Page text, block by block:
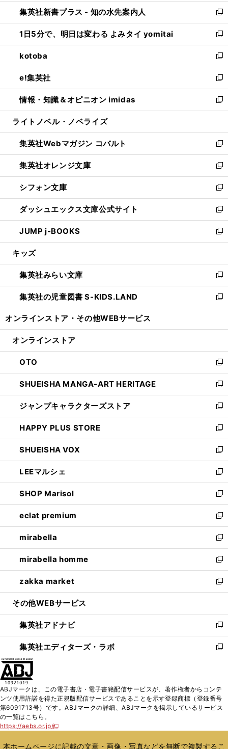
く
ン
ド
ウ
で
開
く
ウ
ィ
ン
ド
ウ
で
開
く
し
い
ウ
ィ
ン
ド
ウ
で
開
く
集英社新書プラス - 知の水先案内人
新
し
い
ウ
ィ
ン
ド
ウ
で
開
1日5分で、明日は変わる よみタイ yomitai
新
し
い
ウ
ィ
ン
ド
ウ
開
く
kotoba
新
し
い
ウ
ィ
ン
ウ
で
開
く
e!集英社
新
し
い
ウ
ン
ド
ウ
で
開
く
情報・知識＆オピニオン imidas
新
し
ウ
ィ
ン
ド
ウ
で
開
く
ライトノベル・ノベライズ
集英社Webマガジン コバルト
新
し
い
ウ
ィ
ン
ド
ウ
で
開
集英社オレンジ文庫
新
し
い
ウ
ィ
ン
ド
ウ
開
く
シフォン文庫
新
し
い
ウ
ィ
ン
ウ
で
開
く
ダッシュエックス文庫公式サイト
新
し
い
ウ
ン
ド
ウ
で
JUMP j-BOOKS
新
し
ウ
ィ
ン
ド
開
キッズ
集英社みらい文庫
新
し
い
ン
ウ
で
開
く
集英社の児童図書 S-KIDS.LAND
新
ウ
ン
ド
ウ
で
開
く
オンラインストア・ その他WEBサービス
オンラインストア
OTO
新
し
い
ウ
ィ
ン
ド
ウ
で
開
く
SHUEISHA MANGA-ART HERITAGE
新
し
い
ウ
ィ
ン
ド
ウ
で
開
く
ジャンプキャラクターズストア
新
し
い
ウ
ィ
ン
ド
ウ
で
開
く
HAPPY PLUS STORE
新
し
い
ウ
ィ
ン
ド
ウ
で
開
く
SHUEISHA VOX
新
し
い
ウ
ィ
ン
ド
ウ
で
開
く
LEEマルシェ
新
し
い
ウ
ィ
ン
ド
ウ
で
開
く
SHOP Marisol
新
し
い
ウ
ィ
ン
ド
ウ
で
開
eclat premium
新
し
い
ウ
ィ
ン
ド
ウ
開
く
mirabella
新
し
い
ウ
ィ
ン
ウ
で
開
く
mirabella homme
新
し
い
ウ
ン
ド
ウ
で
zakka market
新
し
ウ
ィ
ン
ド
く
その他WEBサービス
集英社アドナビ
新
し
い
ド
ウ
で
集英社エディターズ・ラボ
新
ィ
ン
ド
開
ABJマークは、この電子書店・電子書籍配信サービスが、著作権者からコンテ
ンツ使用許諾を得た正規版配信サービスであることを示す登録商標（登録番号
第6091713号）です。ABJマークの詳細、ABJマークを掲示しているサービス
の一覧はこちら。
https://aebs.or.jp/
新
い
本ホームページに記載の文章・画像・写真などを無断で複製するこ